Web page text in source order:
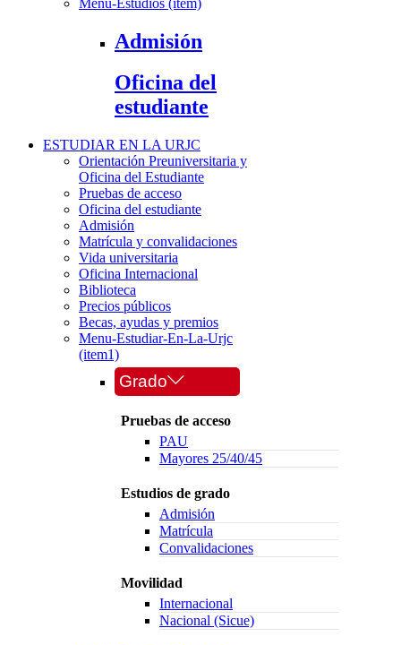
Admisión
Oficina del
estudiante
ESTUDIAR EN LA URJC
Orientación Preuniversitaria y
Oficina del Estudiante
Pruebas de acceso
Oficina del estudiante
Admisión
Matrícula y convalidaciones
Vida universitaria
Oficina Internacional
Biblioteca
Precios públicos
Becas, ayudas y premios
Menu-Estudiar-En-La-Urjc
(item1)
Grado
Pruebas de acceso
PAU
Mayores 25/40/45
Estudios de grado
Admisión
Matrícula
Convalidaciones
Movilidad
Internacional
Nacional (Sicue)